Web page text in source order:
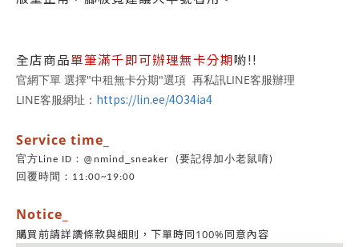
全店商品單筆滿千即可辦理無卡分期喲!!
官網下單 選擇"中租無卡分期"選項 再私訊LINE客服辦理
LINE客服網址： https://lin.ee/4O34ia4
Service time_
官方Line ID：@nmind_sneaker (要記得加小老鼠唷)
回覆時間：11:00~19:00
Notice_
購買前請詳讀條款與細則， 下單時同100%同意內容